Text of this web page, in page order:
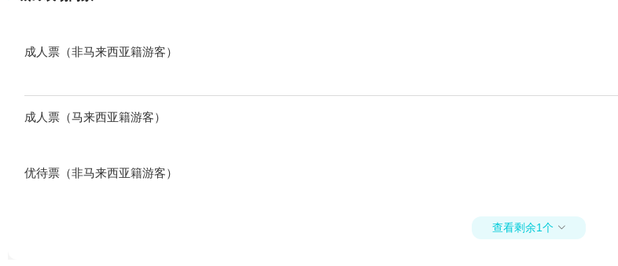
成人票（非马来西亚籍游客）
成人票（马来西亚籍游客）
优待票（非马来西亚籍游客）
查看剩余1个 